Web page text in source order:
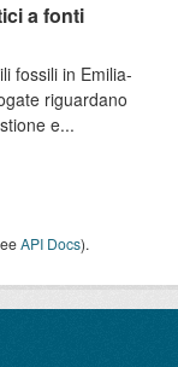
a fonti
fossili in Emilia-
riguardano
e...
API Docs).